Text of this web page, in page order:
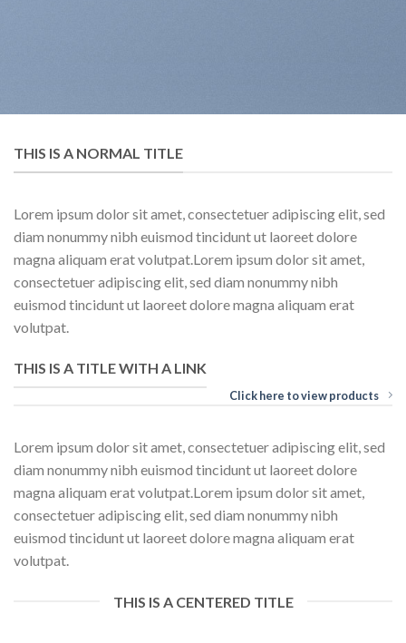
THIS IS A NORMAL TITLE
Lorem ipsum dolor sit amet, consectetuer adipiscing elit, sed
diam nonummy nibh euismod tincidunt ut laoreet dolore
magna aliquam erat volutpat.Lorem ipsum dolor sit amet,
consectetuer adipiscing elit, sed diam nonummy nibh
euismod tincidunt ut laoreet dolore magna aliquam erat
volutpat.
THIS IS A TITLE WITH A LINK
Click here to view products
Lorem ipsum dolor sit amet, consectetuer adipiscing elit, sed
diam nonummy nibh euismod tincidunt ut laoreet dolore
magna aliquam erat volutpat.Lorem ipsum dolor sit amet,
consectetuer adipiscing elit, sed diam nonummy nibh
euismod tincidunt ut laoreet dolore magna aliquam erat
volutpat.
THIS IS A CENTERED TITLE